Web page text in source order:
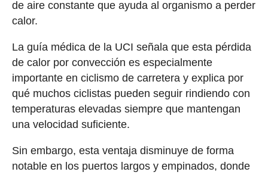
de aire constante que ayuda al organismo a perder
calor.
La guía médica de la UCI señala que esta pérdida
de calor por convección es especialmente
importante en ciclismo de carretera y explica por
qué muchos ciclistas pueden seguir rindiendo con
temperaturas elevadas siempre que mantengan
una velocidad suficiente.
Sin embargo, esta ventaja disminuye de forma
notable en los puertos largos y empinados, donde